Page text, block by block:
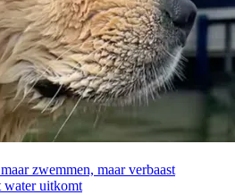
zwemmen, maar verbaast
water uitkomt